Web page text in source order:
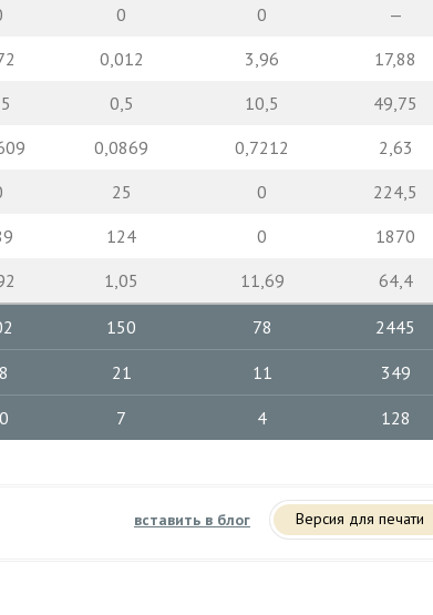
0 0
—
0,012 3,96
17,88
0,5 10,5
49,75
0,0869 0,7212
2,63
25 0
224,5
124 0
1870
1,05 11,69 64,4
150 78 2445
21 11 349
7 4 128
вставить в блог Версия для печати